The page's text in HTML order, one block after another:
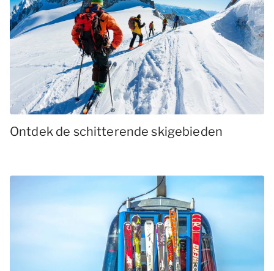
Ontdek de schitterende skigebieden